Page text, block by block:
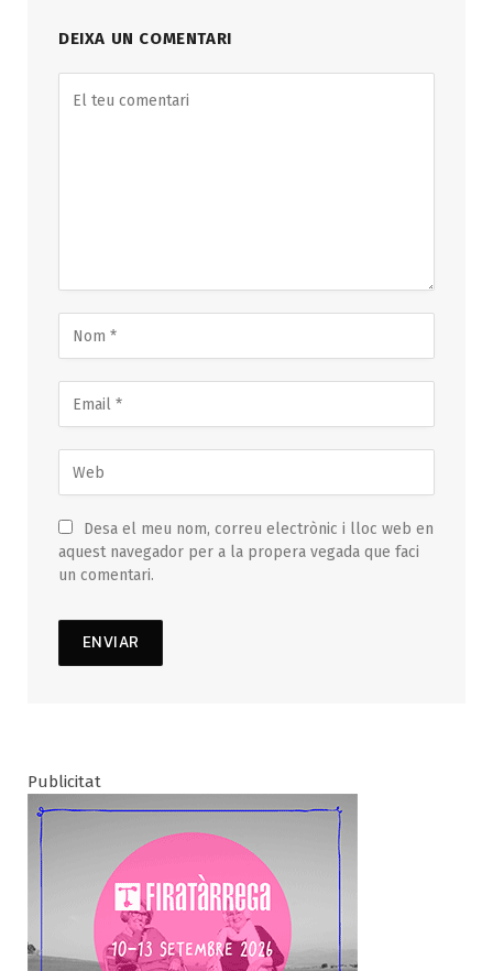
DEIXA UN COMENTARI
Desa el meu nom, correu electrònic i lloc web en
aquest navegador per a la propera vegada que faci
un comentari.
Publicitat